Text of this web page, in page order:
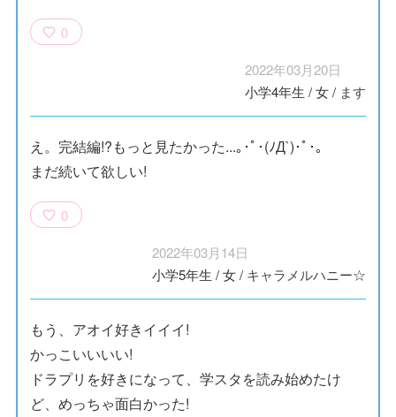
0
2022年03月20日
小学4年生 /女/ ます
え。完結編!?もっと見たかった...｡･ﾟ･(ﾉД`)･ﾟ･｡
まだ続いて欲しい!
0
2022年03月14日
小学5年生 /女/ キャラメルハニー☆
もう、アオイ好きイイイ!
かっこいいいい!
ドラプリを好きになって、学スタを読み始めたけ
ど、めっちゃ面白かった!